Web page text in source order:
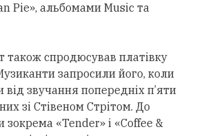
Pie», альбомами Music та
також спродюсував платівку
запросили його, коли
від звучання попередніх п’яти
зі Стівеном Стрітом. До
зокрема «Tender» і «Coffee &